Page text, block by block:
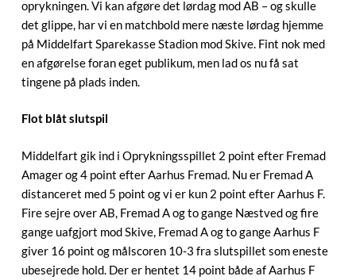
oprykningen. Vi kan afgøre det lørdag mod AB – og skulle
det glippe, har vi en matchbold mere næste lørdag hjemme
på Middelfart Sparekasse Stadion mod Skive. Fint nok med
en afgørelse foran eget publikum, men lad os nu få sat
tingene på plads inden.
Flot blåt slutspil
Middelfart gik ind i Oprykningsspillet 2 point efter Fremad
Amager og 4 point efter Aarhus Fremad. Nu er Fremad A
distanceret med 5 point og vi er kun 2 point efter Aarhus F.
Fire sejre over AB, Fremad A og to gange Næstved og fire
gange uafgjort mod Skive, Fremad A og to gange Aarhus F
giver 16 point og målscoren 10-3 fra slutspillet som eneste
ubesejrede hold. Der er hentet 14 point både af Aarhus F